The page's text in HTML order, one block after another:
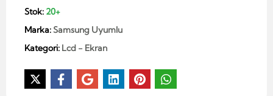
Stok: 20+
Marka:Samsung Uyumlu
Kategori: Lcd - Ekran